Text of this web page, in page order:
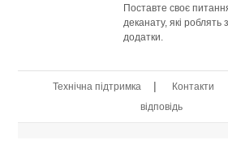
Поставте своє
деканату, які роблять
додатки.
Технічна підтримка | Контакти
відповідь